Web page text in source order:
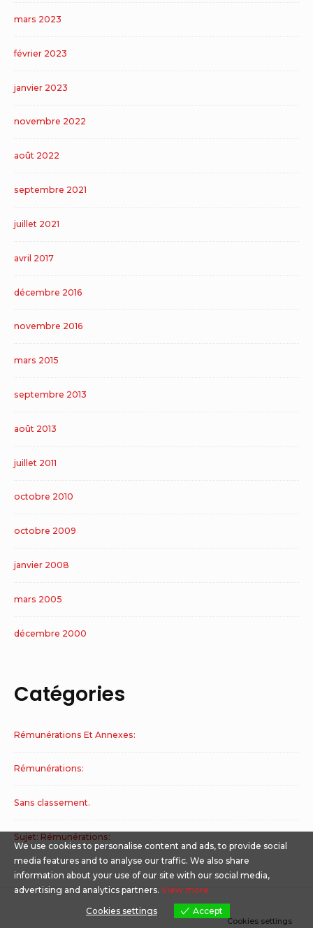
mars 2023
février 2023
janvier 2023
novembre 2022
août 2022
septembre 2021
juillet 2021
avril 2017
décembre 2016
novembre 2016
mars 2015
septembre 2013
août 2013
juillet 2011
octobre 2010
octobre 2009
janvier 2008
mars 2005
décembre 2000
Catégories
Rémunérations Et Annexes:
Rémunérations:
Sans classement.
Sujet: Rémunérations:
We use cookies to personalise content and ads, to provide social
media features and to analyse our traffic. We also share
information about your use of our site with our social media,
advertising and analytics partners. View more
Cookies settings
Accept
Cookies settings